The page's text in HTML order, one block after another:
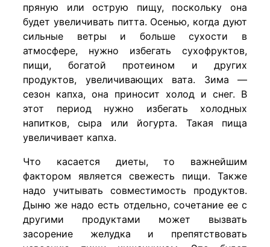
пряную или острую пищу, поскольку она
будет увеличивать питта. Осенью, когда дуют
сильные ветры и больше сухости в
атмосфере, нужно избегать сухофруктов,
пищи, богатой протеином и других
продуктов, увеличивающих вата. Зима —
сезон капха, она приносит холод и снег. В
этот период нужно избегать холодных
напитков, сыра или йогурта. Такая пища
увеличивает капха.
Что касается диеты, то важнейшим
фактором является свежесть пищи. Также
надо учитывать совместимость продуктов.
Дыню же надо есть отдельно, сочетание ее с
другими продуктами может вызвать
засорение желудка и препятствовать